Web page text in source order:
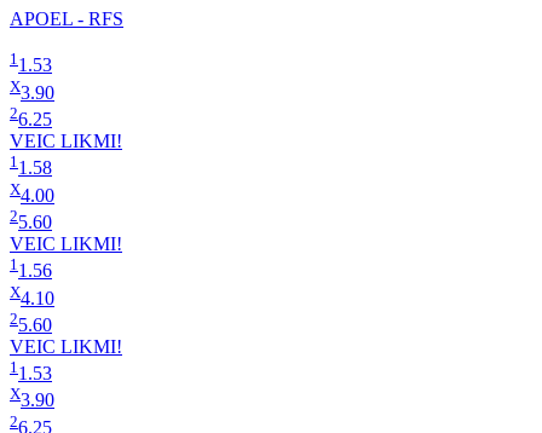
APOEL - RFS
1 1.53
X3.90
26.25
VEIC LIKMI!
1 1.58
X4.00
25.60
VEIC LIKMI!
1 1.56
X4.10
25.60
VEIC LIKMI!
1 1.53
X3.90
26.25